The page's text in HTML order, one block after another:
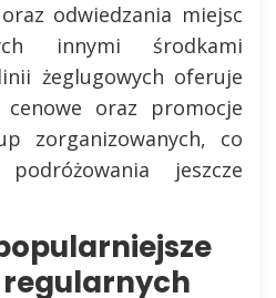
odwiedzania miejsc
innymi środkami
żeglugowych oferuje
oraz promocje
zorganizowanych, co
jeszcze